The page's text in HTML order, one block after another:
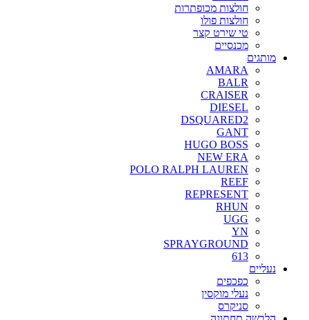
חולצות מכופתרות
חולצות פולו
טי שירט קצר
מכנסיים
מותגים
AMARA
BALR
CRAISER
DIESEL
DSQUARED2
GANT
HUGO BOSS
NEW ERA
POLO RALPH LAUREN
REEF
REPRESENT
RHUN
UGG
YN
SPRAYGROUND
613
נעליים
כפכפים
נעלי מוקסין
סניקרס